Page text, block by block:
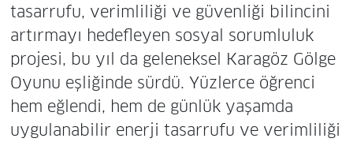
tasarrufu, verimliliği ve güvenliği bilincini
artırmayı hedefleyen sosyal sorumluluk
projesi, bu yıl da geleneksel Karagöz Gölge
Oyunu eşliğinde sürdü. Yüzlerce öğrenci
hem eğlendi, hem de günlük yaşamda
uygulanabilir enerji tasarrufu ve verimliliği